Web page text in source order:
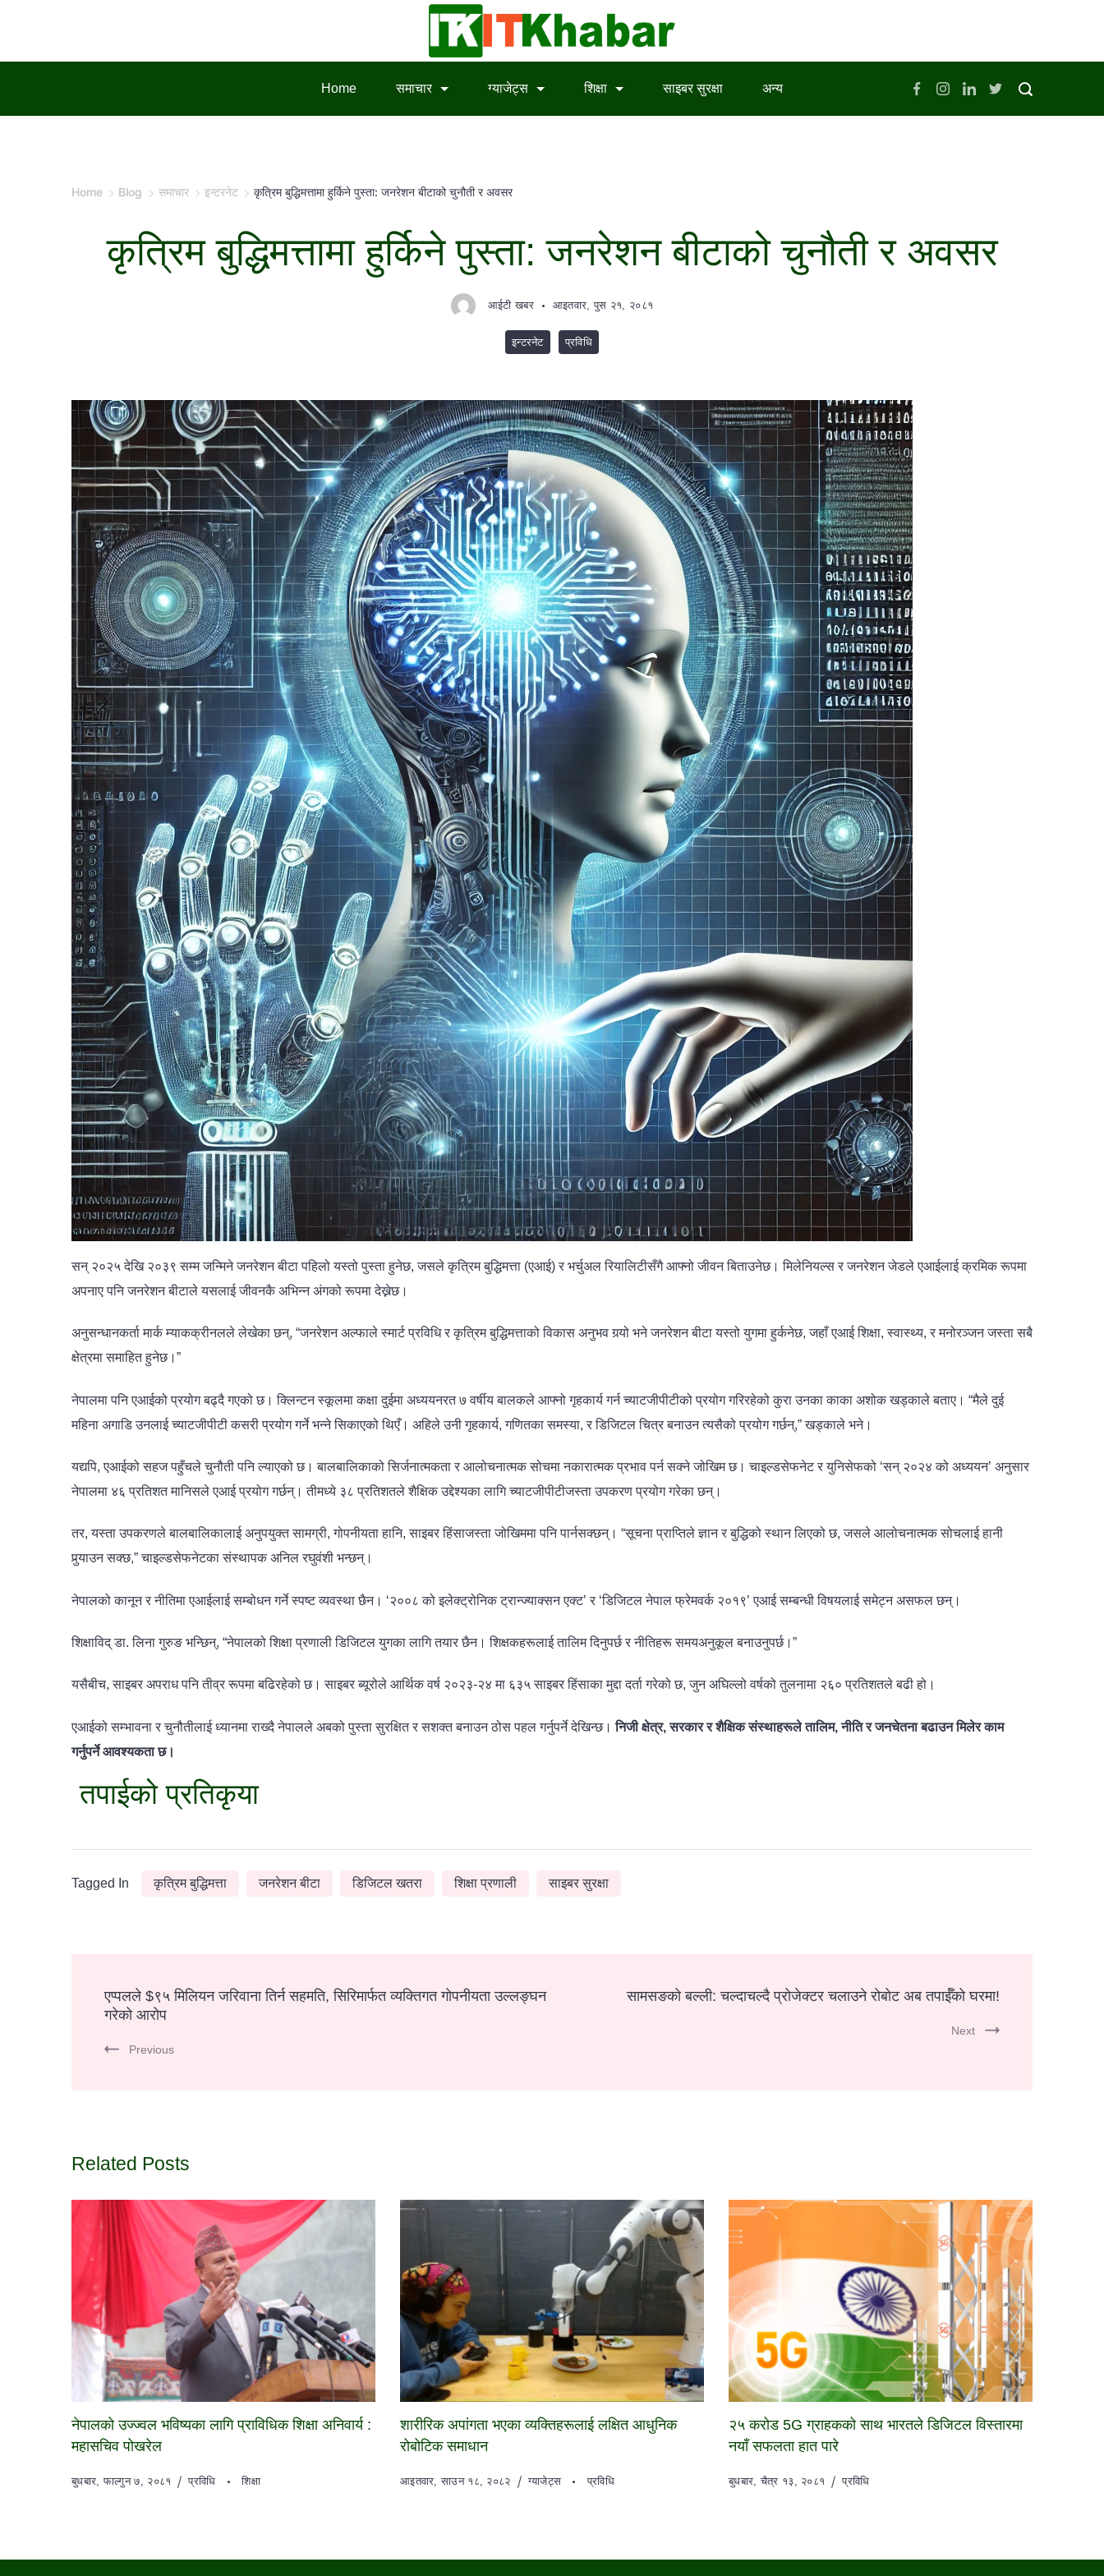
content
Home
समाचार ग्याजेट्स शिक्षा साइबर सुरक्षा अन्य
Home Blog समाचार इन्टरनेट कृत्रिम बुद्धिमत्तामा हुर्किने पुस्ता: जनरेशन बीटाको चुनौती र अवसर
कृत्रिम बुद्धिमत्तामा हुर्किने पुस्ता: जनरेशन बीटाको चुनौती र अवसर
आईटी खबर आइतवार, पुस २१, २०८१
इन्टरनेट प्रविधि
सन् २०२५ देखि २०३९ सम्म जन्मिने जनरेशन बीटा पहिलो यस्तो पुस्ता हुनेछ, जसले कृत्रिम बुद्धिमत्ता (एआई) र भर्चुअल रियालिटीसँगै आफ्नो जीवन बिताउनेछ। मिलेनियल्स र जनरेशन जेडले एआईलाई क्रमिक रूपमा
अपनाए पनि जनरेशन बीटाले यसलाई जीवनकै अभिन्न अंगको रूपमा देख्नेछ।
अनुसन्धानकर्ता मार्क म्याकक्रीनलले लेखेका छन्, “जनरेशन अल्फाले स्मार्ट प्रविधि र कृत्रिम बुद्धिमत्ताको विकास अनुभव गर्‍यो भने जनरेशन बीटा यस्तो युगमा हुर्कनेछ, जहाँ एआई शिक्षा, स्वास्थ्य, र मनोरञ्जन जस्ता सबै
क्षेत्रमा समाहित हुनेछ।”
नेपालमा पनि एआईको प्रयोग बढ्दै गएको छ। क्लिन्टन स्कूलमा कक्षा दुईमा अध्ययनरत ७ वर्षीय बालकले आफ्नो गृहकार्य गर्न च्याटजीपीटीको प्रयोग गरिरहेको कुरा उनका काका अशोक खड्काले बताए। “मैले दुई
महिना अगाडि उनलाई च्याटजीपीटी कसरी प्रयोग गर्ने भन्ने सिकाएको थिएँ। अहिले उनी गृहकार्य, गणितका समस्या, र डिजिटल चित्र बनाउन त्यसैको प्रयोग गर्छन्,” खड्काले भने।
यद्यपि, एआईको सहज पहुँचले चुनौती पनि ल्याएको छ। बालबालिकाको सिर्जनात्मकता र आलोचनात्मक सोचमा नकारात्मक प्रभाव पर्न सक्ने जोखिम छ। चाइल्डसेफनेट र युनिसेफको ‘सन् २०२४ को अध्ययन’ अनुसार
नेपालमा ४६ प्रतिशत मानिसले एआई प्रयोग गर्छन्। तीमध्ये ३८ प्रतिशतले शैक्षिक उद्देश्यका लागि च्याटजीपीटीजस्ता उपकरण प्रयोग गरेका छन्।
तर, यस्ता उपकरणले बालबालिकालाई अनुपयुक्त सामग्री, गोपनीयता हानि, साइबर हिंसाजस्ता जोखिममा पनि पार्नसक्छन्। “सूचना प्राप्तिले ज्ञान र बुद्धिको स्थान लिएको छ, जसले आलोचनात्मक सोचलाई हानी
पुर्‍याउन सक्छ,” चाइल्डसेफनेटका संस्थापक अनिल रघुवंशी भन्छन्।
नेपालको कानून र नीतिमा एआईलाई सम्बोधन गर्ने स्पष्ट व्यवस्था छैन। ‘२००८ को इलेक्ट्रोनिक ट्रान्ज्याक्सन एक्ट’ र ‘डिजिटल नेपाल फ्रेमवर्क २०१९’ एआई सम्बन्धी विषयलाई समेट्न असफल छन्।
शिक्षाविद् डा. लिना गुरुङ भन्छिन्, “नेपालको शिक्षा प्रणाली डिजिटल युगका लागि तयार छैन। शिक्षकहरूलाई तालिम दिनुपर्छ र नीतिहरू समयअनुकूल बनाउनुपर्छ।”
यसैबीच, साइबर अपराध पनि तीव्र रूपमा बढिरहेको छ। साइबर ब्यूरोले आर्थिक वर्ष २०२३-२४ मा ६३५ साइबर हिंसाका मुद्दा दर्ता गरेको छ, जुन अघिल्लो वर्षको तुलनामा २६० प्रतिशतले बढी हो।
एआईको सम्भावना र चुनौतीलाई ध्यानमा राख्दै नेपालले अबको पुस्ता सुरक्षित र सशक्त बनाउन ठोस पहल गर्नुपर्ने देखिन्छ।निजी क्षेत्र,सरकार र शैक्षिक संस्थाहरूले तालिम,नीति र जनचेतना बढाउन मिलेर काम
गर्नुपर्ने आवश्यकता छ।
तपाईको प्रतिकृया
Tagged In कृत्रिम बुद्धिमत्ता जनरेशन बीटा डिजिटल खतरा शिक्षा प्रणाली साइबर सुरक्षा
Post
एप्पलले $९५ मिलियन जरिवाना तिर्न सहमति, सिरिमार्फत व्यक्तिगत गोपनीयता उल्लङ्घन
गरेको आरोप
Previous
सामसङको बल्ली: चल्दाचल्दै प्रोजेक्टर चलाउने रोबोट अब तपाईँको घरमा!
Next
Related Posts
नेपालको उज्ज्वल भविष्यका लागि प्राविधिक शिक्षा अनिवार्य :
महासचिव पोखरेल
बुधबार, फाल्गुन ७, २०८१ प्रविधि शिक्षा
शारीरिक अपांगता भएका व्यक्तिहरूलाई लक्षित आधुनिक
रोबोटिक समाधान
आइतवार, साउन १८, २०८२ ग्याजेट्स प्रविधि
२५ करोड 5G ग्राहकको साथ भारतले डिजिटल विस्तारमा
नयाँ सफलता हात पारे
बुधबार, चैत्र १३, २०८१ प्रविधि